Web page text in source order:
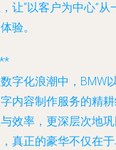
让“以客户为中心”
验。
字化浪潮中，BMW
内容制作服务的精
效率，更深层次地
真正的豪华不仅在